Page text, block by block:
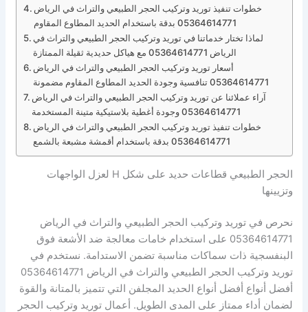
خطوات تنفيذ توريد وتركيب الحجر الطبيعي والتراث في الرياض
05364614771 بدقة باستخدام الحديد المطاوع المقاوم
لماذا تختار خدماتنا في توريد وتركيب الحجر الطبيعي والتراث في
الرياض 05364614771 مع هياكل حديدية ثقيلة الممتازة
أسعار توريد وتركيب الحجر الطبيعي والتراث في الرياض
05364614771 تنافسية وجودة الحديد المطاوع المقاوم مضمونة
آراء عملائنا عن توريد وتركيب الحجر الطبيعي والتراث في الرياض
05364614771 وجودة أغطية بلاستيكية متينة المستخدمة
خطوات تنفيذ توريد وتركيب الحجر الطبيعي والتراث في الرياض
05364614771 بدقة باستخدام أقمشة مشبعة بالشمع
الحجر الطبيعي قطاعات حديد على شكل H لعزل الواجهات
وتزيينها
نحرص في توريد وتركيب الحجر الطبيعي والتراث في الرياض
05364614771 على استخدام خامات معالجة ضد الأشعة فوق
البنفسجية ذات سماكات مناسبة تضمن الاستدامة. نستخدم في
توريد وتركيب الحجر الطبيعي والتراث في الرياض 05364614771
أفضل أنواع أفضل أنواع الحديد المجلفن التي تتميز بالمتانة والقوة
لضمان أداء ممتاز على المدى الطويل. أعمال توريد وتركيب الحجر